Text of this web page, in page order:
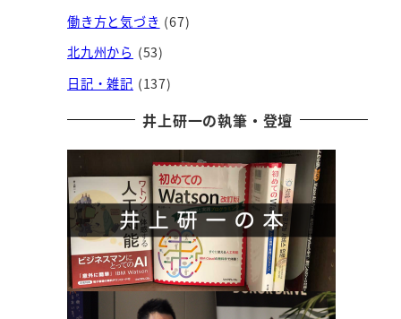
働き方と気づき (67)
北九州から (53)
日記・雑記 (137)
井上研一の執筆・登壇